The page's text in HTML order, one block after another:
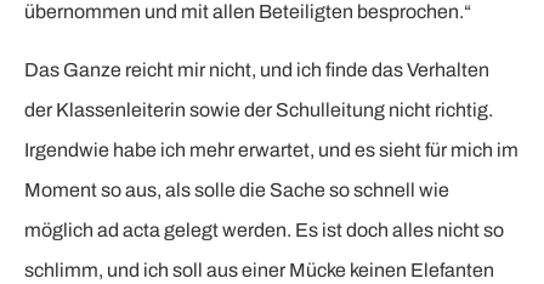
übernommen und mit allen Beteiligten besprochen.“
Das Ganze reicht mir nicht, und ich finde das Verhalten
der Klassenleiterin sowie der Schulleitung nicht richtig.
Irgendwie habe ich mehr erwartet, und es sieht für mich im
Moment so aus, als solle die Sache so schnell wie
möglich ad acta gelegt werden. Es ist doch alles nicht so
schlimm, und ich soll aus einer Mücke keinen Elefanten